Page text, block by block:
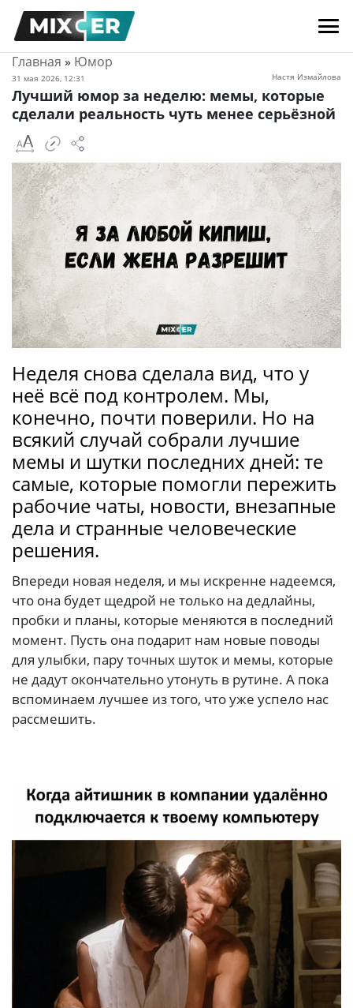
Главная » Юмор
31 мая 2026, 12:31 Настя Измайлова
Лучший юмор за неделю: мемы, которые
сделали реальность чуть менее серьёзной
Неделя снова сделала вид, что у
неё всё под контролем. Мы,
конечно, почти поверили. Но на
всякий случай собрали лучшие
мемы и шутки последних дней: те
самые, которые помогли пережить
рабочие чаты, новости, внезапные
дела и странные человеческие
решения.
Впереди новая неделя, и мы искренне надеемся,
что она будет щедрой не только на дедлайны,
пробки и планы, которые меняются в последний
момент. Пусть она подарит нам новые поводы
для улыбки, пару точных шуток и мемы, которые
не дадут окончательно утонуть в рутине. А пока
вспоминаем лучшее из того, что уже успело нас
рассмешить.